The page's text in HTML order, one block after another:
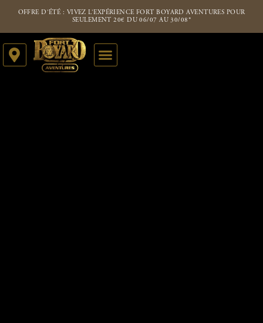
OFFRE D’ÉTÉ : VIVEZ L’EXPÉRIENCE FORT BOYARD AVENTURES POUR
SEULEMENT 20€ DU 06/07 AU 30/08*